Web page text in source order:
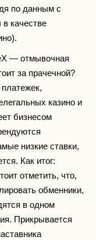
по данным с
качестве
— отмывочная
за прачечной?
казино и
бизнесом
низкие ставки,
Как итог:
отметить, что,
обменники,
в одном
Прикрывается